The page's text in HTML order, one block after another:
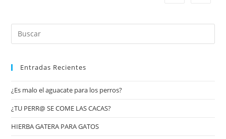
Entradas Recientes
¿Es malo el aguacate para los perros?
¿TU PERR@ SE COME LAS CACAS?
HIERBA GATERA PARA GATOS